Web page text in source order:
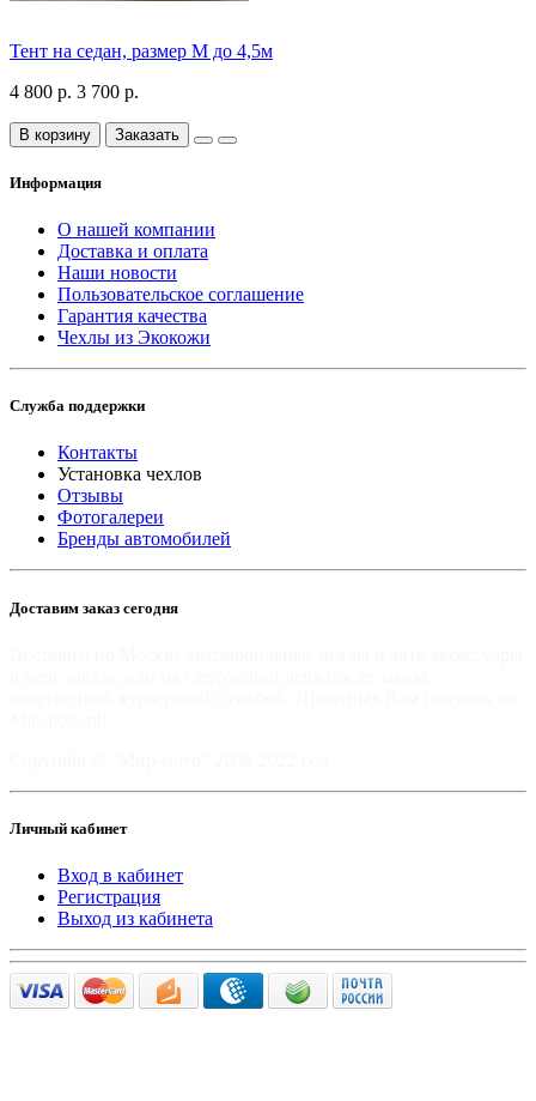
Тент на седан, размер М до 4,5м
4 800 р. 3 700 р.
В корзину Заказать
Информация
О нашей компании
Доставка и оплата
Наши новости
Пользовательское соглашение
Гарантия качества
Чехлы из Экокожи
Служба поддержки
Контакты
Установка чехлов
Отзывы
Фотогалереи
Бренды автомобилей
Доставим заказ сегодня
Личный кабинет
Вход в кабинет
Регистрация
Выход из кабинета